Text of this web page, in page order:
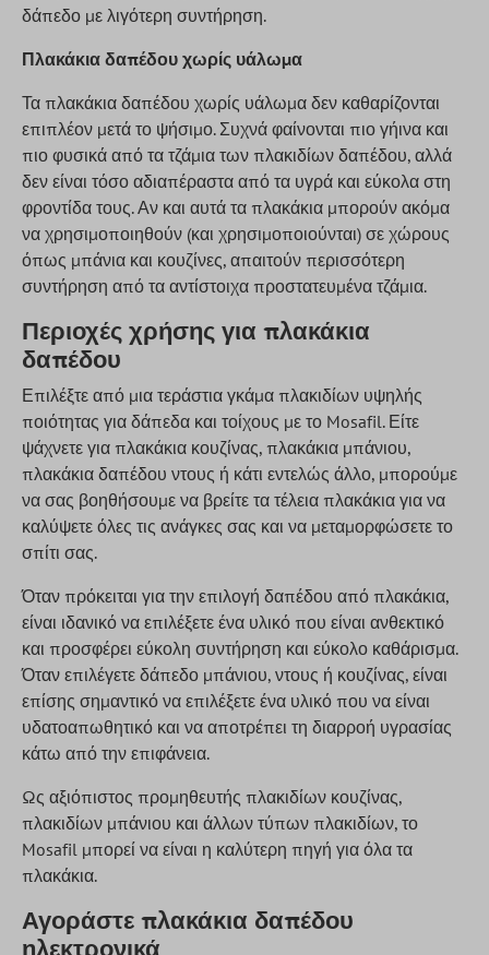
δάπεδο με λιγότερη συντήρηση.
Πλακάκια δαπέδου χωρίς υάλωμα
Τα πλακάκια δαπέδου χωρίς υάλωμα δεν καθαρίζονται
επιπλέον μετά το ψήσιμο. Συχνά φαίνονται πιο γήινα και
πιο φυσικά από τα τζάμια των πλακιδίων δαπέδου, αλλά
δεν είναι τόσο αδιαπέραστα από τα υγρά και εύκολα στη
φροντίδα τους. Αν και αυτά τα πλακάκια μπορούν ακόμα
να χρησιμοποιηθούν (και χρησιμοποιούνται) σε χώρους
όπως μπάνια και κουζίνες, απαιτούν περισσότερη
συντήρηση από τα αντίστοιχα προστατευμένα τζάμια.
Περιοχές χρήσης για πλακάκια
δαπέδου
Επιλέξτε από μια τεράστια γκάμα πλακιδίων υψηλής
ποιότητας για δάπεδα και τοίχους με το Mosafil. Είτε
ψάχνετε για πλακάκια κουζίνας, πλακάκια μπάνιου,
πλακάκια δαπέδου ντους ή κάτι εντελώς άλλο, μπορούμε
να σας βοηθήσουμε να βρείτε τα τέλεια πλακάκια για να
καλύψετε όλες τις ανάγκες σας και να μεταμορφώσετε το
σπίτι σας.
Όταν πρόκειται για την επιλογή δαπέδου από πλακάκια,
είναι ιδανικό να επιλέξετε ένα υλικό που είναι ανθεκτικό
και προσφέρει εύκολη συντήρηση και εύκολο καθάρισμα.
Όταν επιλέγετε δάπεδο μπάνιου, ντους ή κουζίνας, είναι
επίσης σημαντικό να επιλέξετε ένα υλικό που να είναι
υδατοαπωθητικό και να αποτρέπει τη διαρροή υγρασίας
κάτω από την επιφάνεια.
Ως αξιόπιστος προμηθευτής πλακιδίων κουζίνας,
πλακιδίων μπάνιου και άλλων τύπων πλακιδίων, το
Mosafil μπορεί να είναι η καλύτερη πηγή για όλα τα
πλακάκια.
Αγοράστε πλακάκια δαπέδου
ηλεκτρονικά